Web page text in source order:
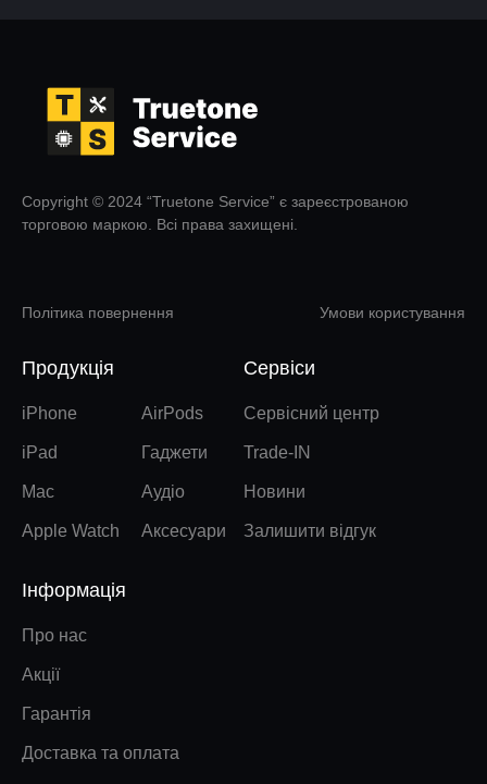
Copyright © 2024 “Truetone Service” є зареєстрованою
торговою маркою. Всі права захищені.
Політика повернення Умови користування
Продукція
iPhone
iPad
Mac
Apple Watch
AirPods
Гаджети
Аудіо
Аксесуари
Сервіси
Сервісний центр
Trade-IN
Новини
Залишити відгук
Інформація
Про нас
Акції
Гарантія
Доставка та оплата